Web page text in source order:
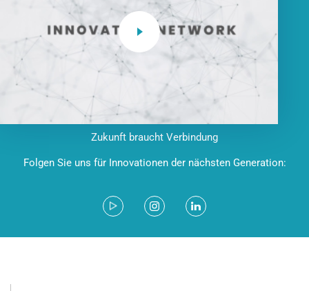
Zukunft braucht Verbindung
Folgen Sie uns für Innovationen der nächsten Generation: